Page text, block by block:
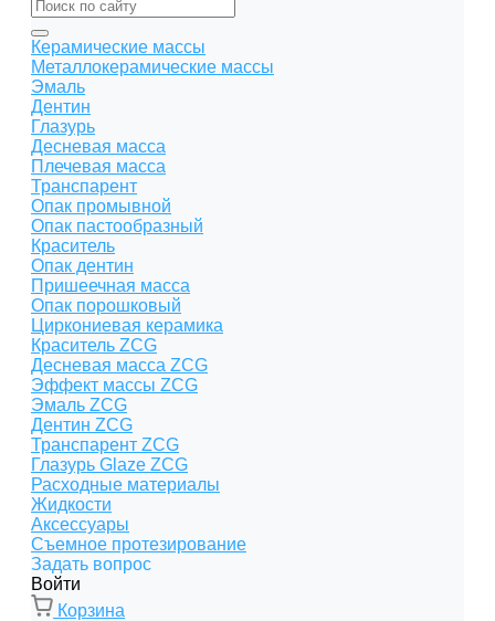
Керамические массы
Металлокерамические массы
Эмаль
Дентин
Глазурь
Десневая масса
Плечевая масса
Транспарент
Опак промывной
Опак пастообразный
Краситель
Опак дентин
Пришеечная масса
Опак порошковый
Циркониевая керамика
Краситель ZCG
Десневая масса ZCG
Эффект массы ZCG
Эмаль ZCG
Дентин ZCG
Транспарент ZCG
Глазурь Glaze ZCG
Расходные материалы
Жидкости
Аксессуары
Съемное протезирование
Задать вопрос
Войти
Корзина